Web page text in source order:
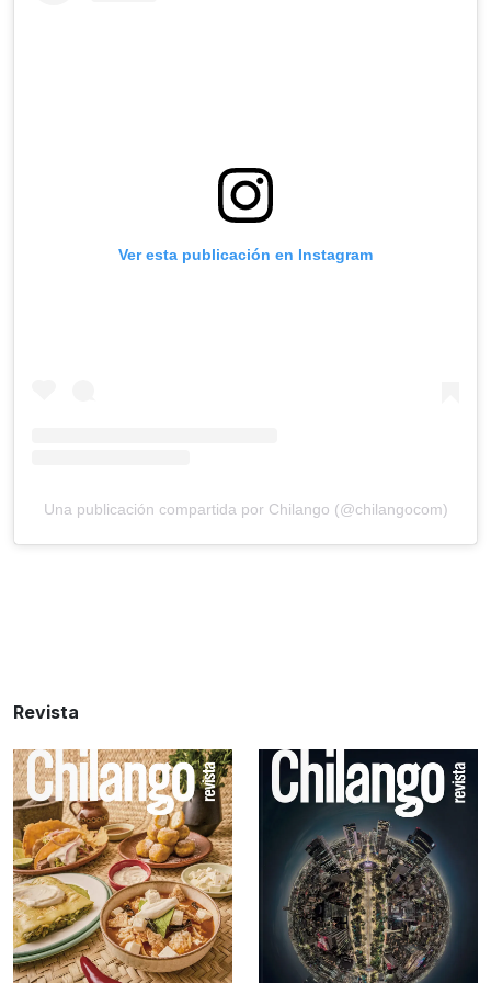
Ver esta publicación en Instagram
Una publicación compartida por Chilango (@chilangocom)
Revista